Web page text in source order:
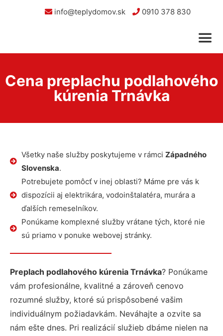
info@teplydomov.sk 0910 378 830
Cena preplachu podlahového
kúrenia Trnávka
Všetky naše služby poskytujeme v rámci Západného
Slovenska.
Potrebujete pomôcť v inej oblasti? Máme pre vás k
dispozícii aj elektrikára, vodoinštalatéra, murára a
ďalších remeselníkov.
Ponúkame komplexné služby vrátane tých, ktoré nie
sú priamo v ponuke webovej stránky.
Preplach podlahového kúrenia Trnávka? Ponúkame
vám profesionálne, kvalitné a zároveň cenovo
rozumné služby, ktoré sú prispôsobené vašim
individuálnym požiadavkám. Neváhajte a ozvite sa
nám ešte dnes. Pri realizácií služieb dbáme nielen na